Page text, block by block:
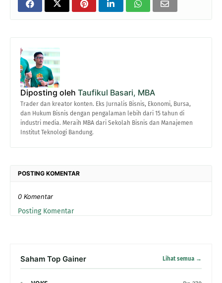
Diposting oleh Taufikul Basari, MBA
Trader dan kreator konten. Eks Jurnalis Bisnis, Ekonomi, Bursa,
dan Hukum Bisnis dengan pengalaman lebih dari 15 tahun di
industri media. Meraih MBA dari Sekolah Bisnis dan Manajemen
Institut Teknologi Bandung.
POSTING KOMENTAR
0 Komentar
Posting Komentar
Saham Top Gainer Lihat semua →